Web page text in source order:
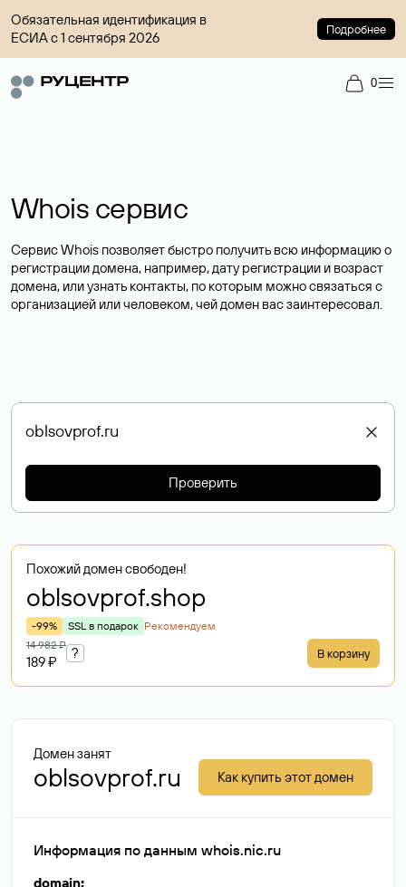
Обязательная идентификация в
ЕСИА с 1 сентября 2026
Подробнее
0
Whois сервис
Сервис Whois позволяет быстро получить всю информацию о
регистрации домена, например, дату регистрации и возраст
домена, или узнать контакты, по которым можно связаться с
организацией или человеком, чей домен вас заинтересовал.
Проверить
Похожий домен свободен!
oblsovprof.shop
-99% SSL в подарок Рекомендуем
14 982 ₽
189 ₽
? В корзину
Домен занят
oblsovprof.ru Как купить этот домен
Информация по данным whois.nic.ru
domain: